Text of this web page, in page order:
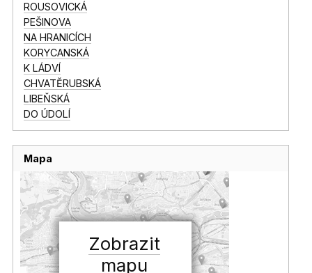
ROUSOVICKÁ
PEŠINOVA
NA HRANICÍCH
KORYCANSKÁ
K LÁDVÍ
CHVATĚRUBSKÁ
LIBEŇSKÁ
DO ÚDOLÍ
Mapa
Zobrazit
mapu